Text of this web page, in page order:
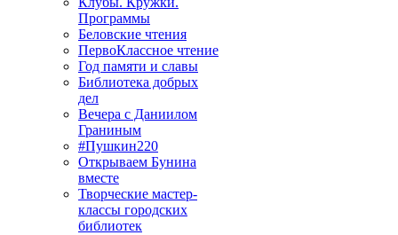
Программы
Беловские чтения
ПервоКлассное чтение
Год памяти и славы
Библиотека добрых
дел
Вечера с Даниилом
Граниным
#Пушкин220
Открываем Бунина
вместе
Творческие мастер-
классы городских
библиотек